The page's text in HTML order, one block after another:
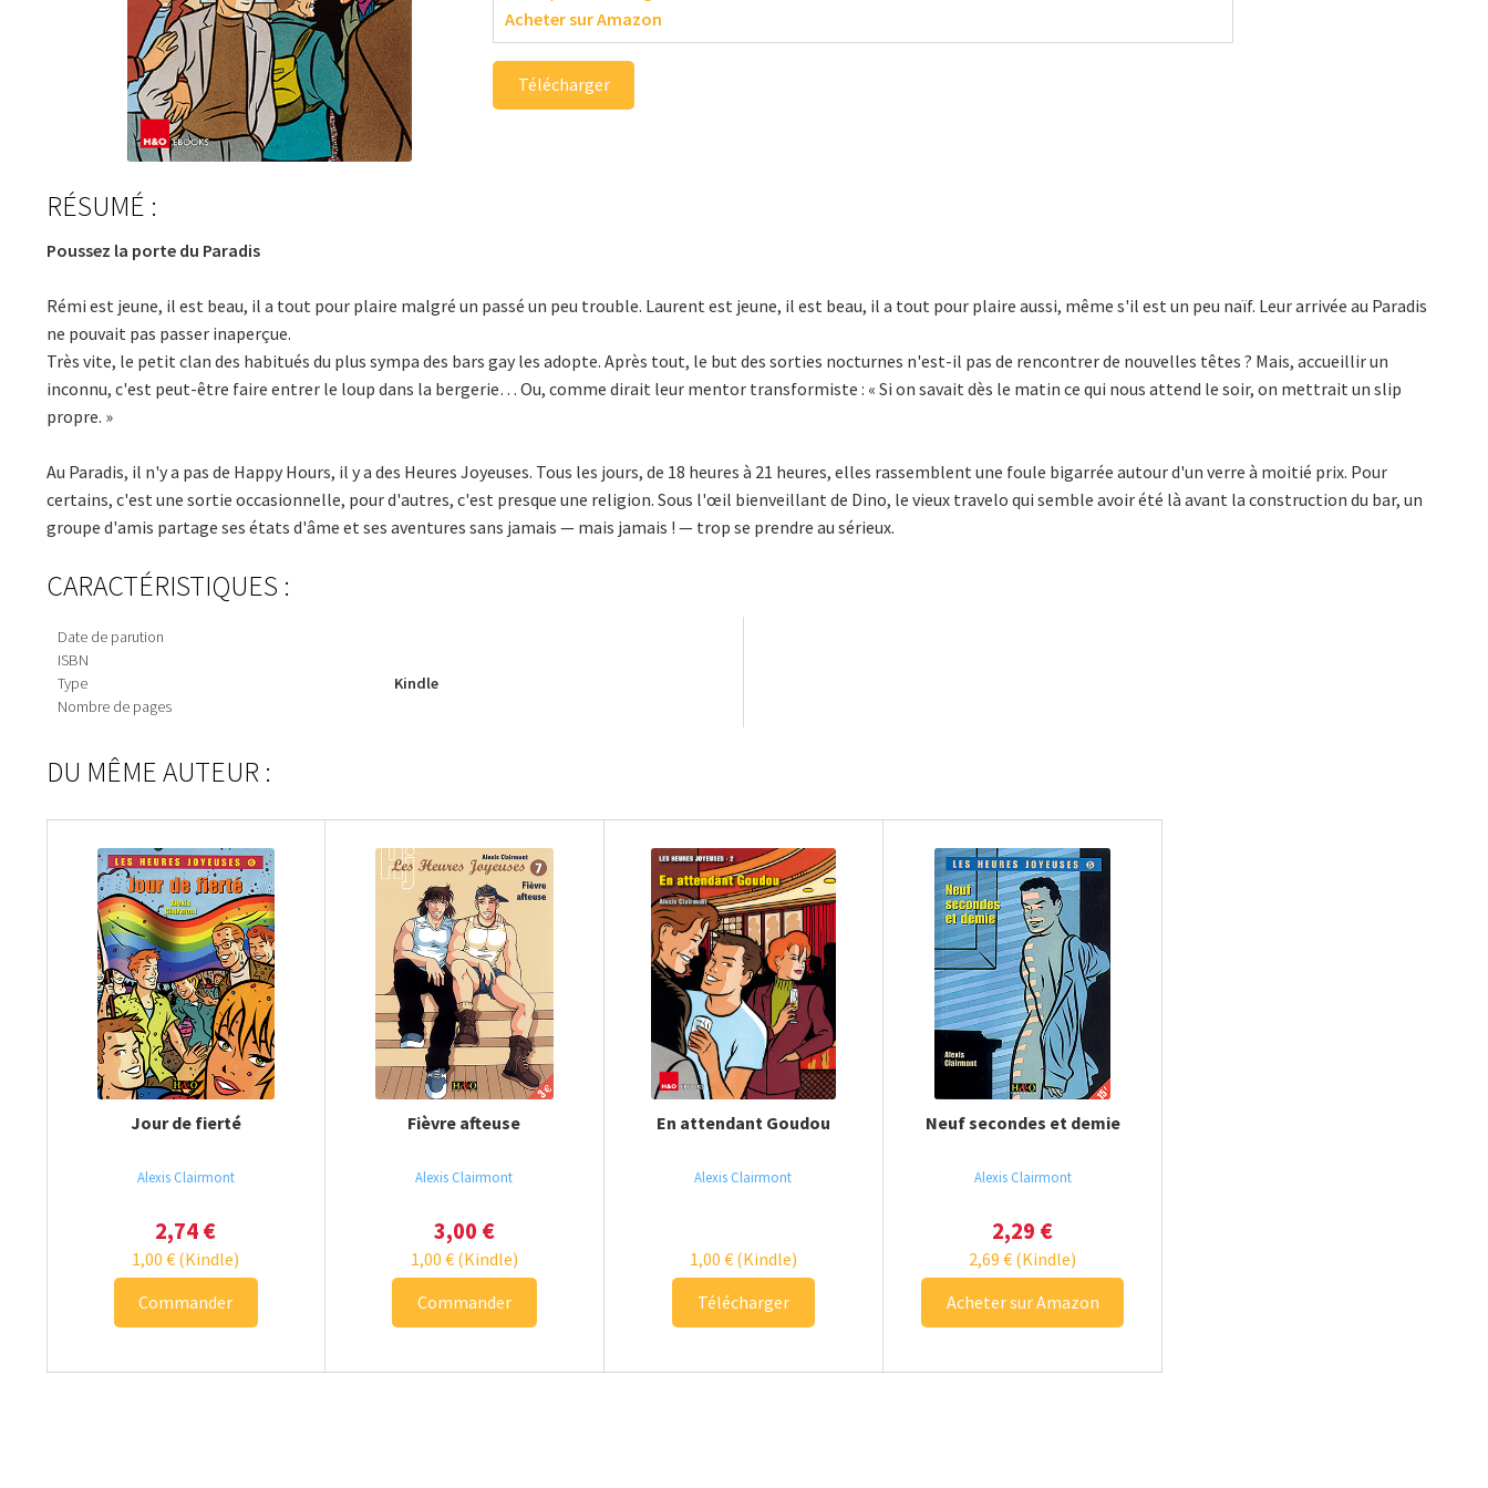
Acheter sur Amazon
Télécharger
RÉSUMÉ :
Poussez la porte du Paradis
Rémi est jeune, il est beau, il a tout pour plaire malgré un passé un peu trouble. Laurent est jeune, il est beau, il a tout pour plaire aussi, même s'il est un peu naïf. Leur arrivée au Paradis
ne pouvait pas passer inaperçue.
Très vite, le petit clan des habitués du plus sympa des bars gay les adopte. Après tout, le but des sorties nocturnes n'est-il pas de rencontrer de nouvelles têtes ? Mais, accueillir un
inconnu, c'est peut-être faire entrer le loup dans la bergerie… Ou, comme dirait leur mentor transformiste : « Si on savait dès le matin ce qui nous attend le soir, on mettrait un slip
propre. »
Au Paradis, il n'y a pas de Happy Hours, il y a des Heures Joyeuses. Tous les jours, de 18 heures à 21 heures, elles rassemblent une foule bigarrée autour d'un verre à moitié prix. Pour
certains, c'est une sortie occasionnelle, pour d'autres, c'est presque une religion. Sous l'œil bienveillant de Dino, le vieux travelo qui semble avoir été là avant la construction du bar, un
groupe d'amis partage ses états d'âme et ses aventures sans jamais — mais jamais ! — trop se prendre au sérieux.
CARACTÉRISTIQUES :
Date de parution
ISBN
Type
Nombre de pages
Kindle
DU MÊME AUTEUR :
Jour de fierté
Alexis Clairmont
2,74€
1,00€ (Kindle)
Commander
Fièvre afteuse
Alexis Clairmont
3,00 €
1,00 €(Kindle)
Commander
En attendant Goudou
Alexis Clairmont
1,00 €(Kindle)
Télécharger
Neuf secondes et demie
Alexis Clairmont
2,29 €
2,69€ (Kindle)
Acheter sur Amazon